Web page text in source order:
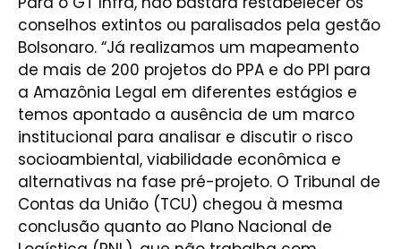
conselhos extintos ou paralisados pela gestão
Bolsonaro. “Já realizamos um mapeamento
de mais de 200 projetos do PPA e do PPI para
a Amazônia Legal em diferentes estágios e
temos apontado a ausência de um marco
institucional para analisar e discutir o risco
socioambiental, viabilidade econômica e
alternativas na fase pré-projeto. O Tribunal de
Contas da União (TCU) chegou à mesma
conclusão quanto ao Plano Nacional de